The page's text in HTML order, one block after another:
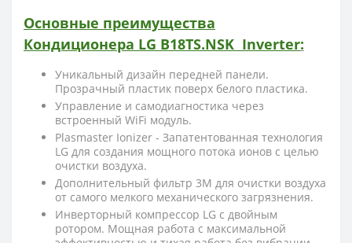
Основные преимущества
Кондиционера LG B18TS.NSK Inverter:
Уникальный дизайн передней панели.
Прозрачный пластик поверх белого пластика.
Управление и самодиагностика через
встроенный WiFi модуль.
Plasmaster Ionizer - Запатентованная технология
LG для создания мощного потока ионов с целью
очистки воздуха.
Дополнительный фильтр 3M для очистки воздуха
от самого мелкого механического загрязнения.
Инверторный компрессор LG с двойным
ротором. Мощная работа с максимальной